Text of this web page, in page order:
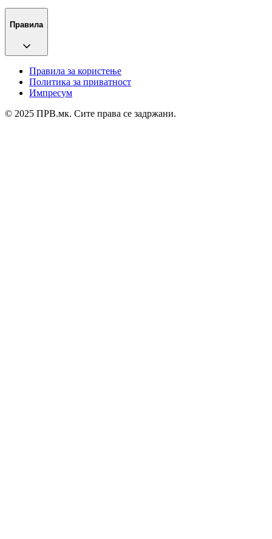
Правила
Правила за користење
Политика за приватност
Импресум
© 2025 ПРВ.мк. Сите права се задржани.